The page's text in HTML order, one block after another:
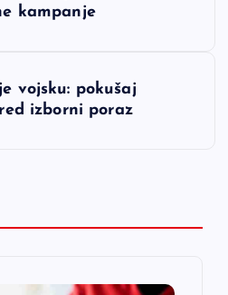
kampanje
vojsku: pokušaj
izborni poraz